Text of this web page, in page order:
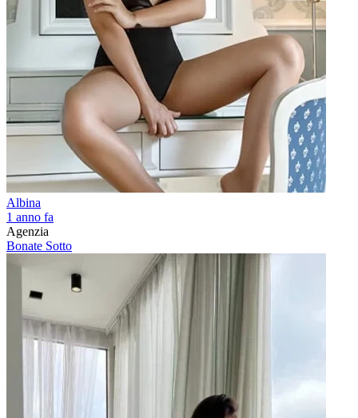
Albina
1 anno fa
Agenzia
Bonate Sotto